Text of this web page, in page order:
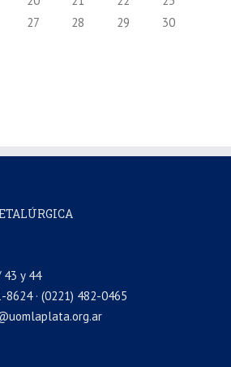
27 28 29
30
43 y 44
· (0221) 482-0465